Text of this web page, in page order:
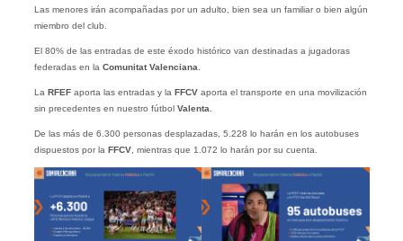
Las menores irán acompañadas por un adulto, bien sea un familiar o bien algún
miembro del club.
El 80% de las entradas de este éxodo histórico van destinadas a jugadoras
federadas en la Comunitat Valenciana.
La RFEFaporta las entradas y la FFCVaporta el transporte en una movilización
sin precedentes en nuestro fútbol Valenta.
De las más de 6.300 personas desplazadas, 5.228 lo harán en los autobuses
dispuestos por la FFCV, mientras que 1.072 lo harán por su cuenta.